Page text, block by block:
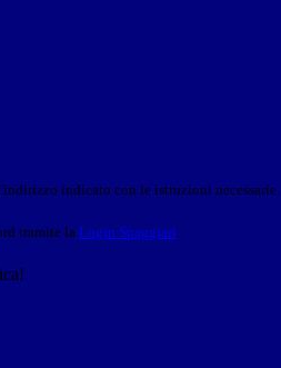
indicato con le istruzioni necessarie.
tramite la Login Spaggiari